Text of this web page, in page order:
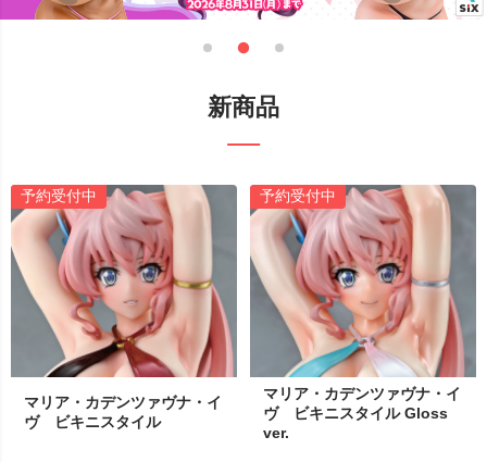
新商品
予約受付中
マリア・カデンツァヴナ・イ
ヴ ビキニスタイル
予約受付中
マリア・カデンツァヴナ・イ
ヴ ビキニスタイル Gloss
ver.